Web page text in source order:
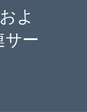
よ
サー